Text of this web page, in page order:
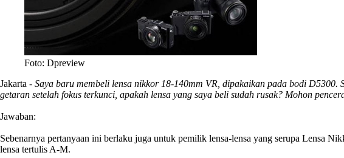
Foto: Dpreview
Jakarta - Saya baru membeli lensa nikkor 18-140mm VR, dipakaikan pada bodi
getaran setelah fokus terkunci, apakah lensa yang saya beli sudah rusak? Mohon
Jawaban:
Sebenarnya pertanyaan ini berlaku juga untuk pemilik lensa-lensa yang serupa Lensa
lensa tertulis A-M.